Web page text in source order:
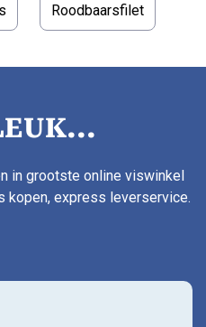
Roodbaarsfilet
in grootste online viswinkel
kopen, express leverservice.